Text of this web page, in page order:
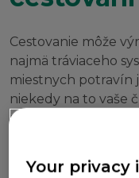
Cestovanie môže
najmä tráviaceho
miestnych potravín
niekedy na to vaše
niekoľko dôvodov,
miest môže
Zmeny v stravovaní
Your privacy